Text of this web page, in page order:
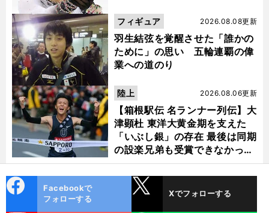
羽生結弦を覚醒させた「誰かの
ために」の思い 五輪連覇の偉
業への道のり
2026.08.08更新
フィギュア
【箱根駅伝 名ランナー列伝】大
津顕杜 東洋大黄金期を支えた
「いぶし銀」の存在 最後は同期
の設楽兄弟も受賞できなかった
金栗杯に輝く
2026.08.06更新
陸上
ok
Facebookで
フォローする
Xでフォローする